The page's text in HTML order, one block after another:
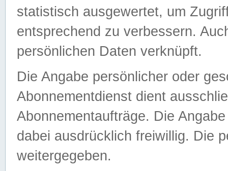
statistisch ausgewertet, um
entsprechend zu verbessern.
persönlichen Daten verknüpft.
Die Angabe persönlicher oder
Abonnementdienst dient
Abonnementaufträge. Die
dabei ausdrücklich freiwillig. Die
weitergegeben.